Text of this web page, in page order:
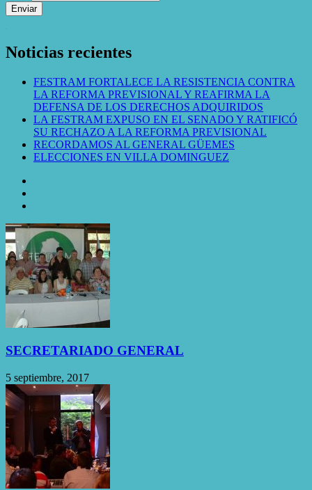
Enviar
Noticias recientes
FESTRAM FORTALECE LA RESISTENCIA CONTRA
LA REFORMA PREVISIONAL Y REAFIRMA LA
DEFENSA DE LOS DERECHOS ADQUIRIDOS
LA FESTRAM EXPUSO EN EL SENADO Y RATIFICÓ
SU RECHAZO A LA REFORMA PREVISIONAL
RECORDAMOS AL GENERAL GÜEMES
ELECCIONES EN VILLA DOMINGUEZ
SECRETARIADO GENERAL
5 septiembre, 2017